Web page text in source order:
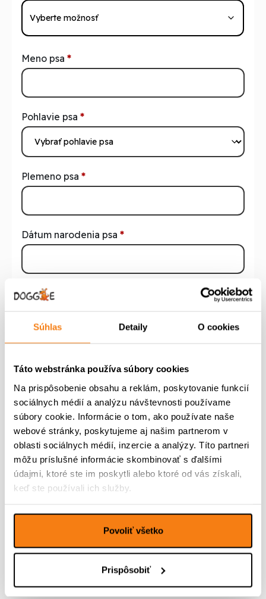
Súhlas Detaily O cookies
Táto webstránka používa súbory cookies
Na prispôsobenie obsahu a reklám, poskytovanie funkcií
sociálnych médií a analýzu návštevnosti používame
súbory cookie. Informácie o tom, ako používate naše
webové stránky, poskytujeme aj našim partnerom v
oblasti sociálnych médií, inzercie a analýzy. Títo partneri
môžu príslušné informácie skombinovať s ďalšími
údajmi, ktoré ste im poskytli alebo ktoré od vás získali,
keď ste používali ich služby.
Povoliť všetko
Prispôsobiť
Meno psa *
Pohlavie psa *
Plemeno psa *
Dátum narodenia psa *
Dátum očkovania proti psinke a parvoviróze*
množstvo
Basic
Group
Pridať do košíka
Popis